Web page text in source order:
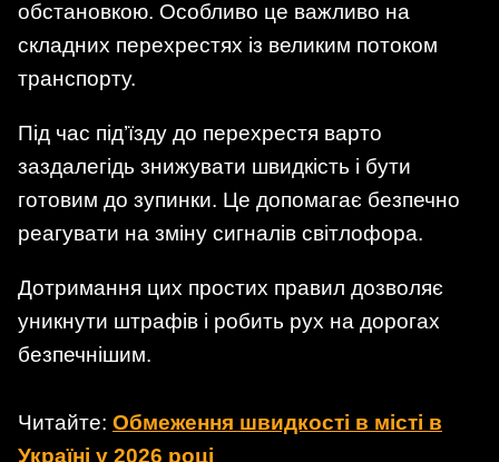
обстановкою. Особливо це важливо на
складних перехрестях із великим потоком
транспорту.
Під час під’їзду до перехрестя варто
заздалегідь знижувати швидкість і бути
готовим до зупинки. Це допомагає безпечно
реагувати на зміну сигналів світлофора.
Дотримання цих простих правил дозволяє
уникнути штрафів і робить рух на дорогах
безпечнішим.
Читайте: Обмеження швидкості в місті в
Україні у 2026 році